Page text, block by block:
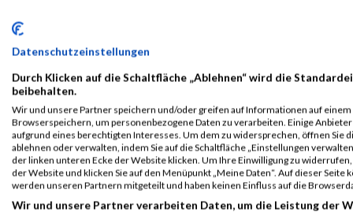
ALBUM B2RUN MÜNCHEN / 15.07.2026
Datenschutzeinstellungen
Durch Klicken auf die Schaltfläche „Ablehnen“ wird die
beibehalten.
Wir und unsere Partner speichern und/oder greifen auf Informationen auf einem
Browserspeichern, um personenbezogene Daten zu verarbeiten. Einige
aufgrund eines berechtigten Interesses. Um dem zu widersprechen, öffnen Sie
ablehnen oder verwalten, indem Sie auf die Schaltfläche „Einstellungen
der linken unteren Ecke der Website klicken. Um Ihre Einwilligung zu
der Website und klicken Sie auf den Menüpunkt „Meine Daten“. Auf dieser
werden unseren Partnern mitgeteilt und haben keinen Einfluss auf die
Wir und unsere Partner verarbeiten Daten, um die Leistung der